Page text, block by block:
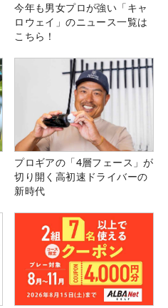
今年も男女プロが強い「キャ
ロウェイ」のニュース一覧は
こちら！
プロギアの「4層フェース」が
切り開く高初速ドライバーの
新時代